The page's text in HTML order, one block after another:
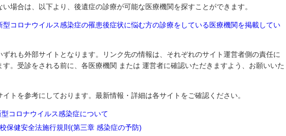
い場合は、以下より、後遺症の診療が可能な医療機関を探すことができます。
型コロナウイルス感染症の罹患後症状に悩む方の診療をしている医療機関を掲載してい
れも外部サイトとなります。リンク先の情報は、それぞれのサイト運営者側の責任に
す。受診をされる前に、各医療機関 または 運営者に確認いただきますよう、お願いいた
イトを参考にしております。最新情報・詳細は各サイトをご確認ください。
型コロナウイルス感染症について
保健安全法施行規則(第三章 感染症の予防)